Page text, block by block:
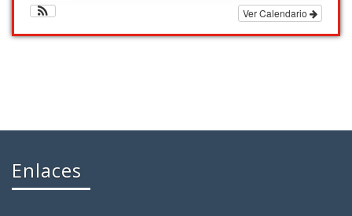
Ver Calendario
Enlaces